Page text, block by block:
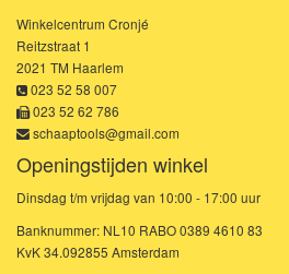
Winkelcentrum Cronjé
Reitzstraat 1
2021 TM Haarlem
023 52 58 007
023 52 62 786
schaaptools@gmail.com
Openingstijden winkel
Dinsdag t/m vrijdag van 10:00 - 17:00 uur
Banknummer: NL10 RABO 0389 4610 83
KvK 34.092855 Amsterdam